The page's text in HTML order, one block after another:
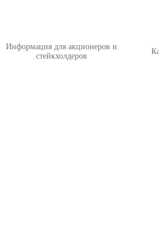
Информация для акционеров и
стейкхолдеров